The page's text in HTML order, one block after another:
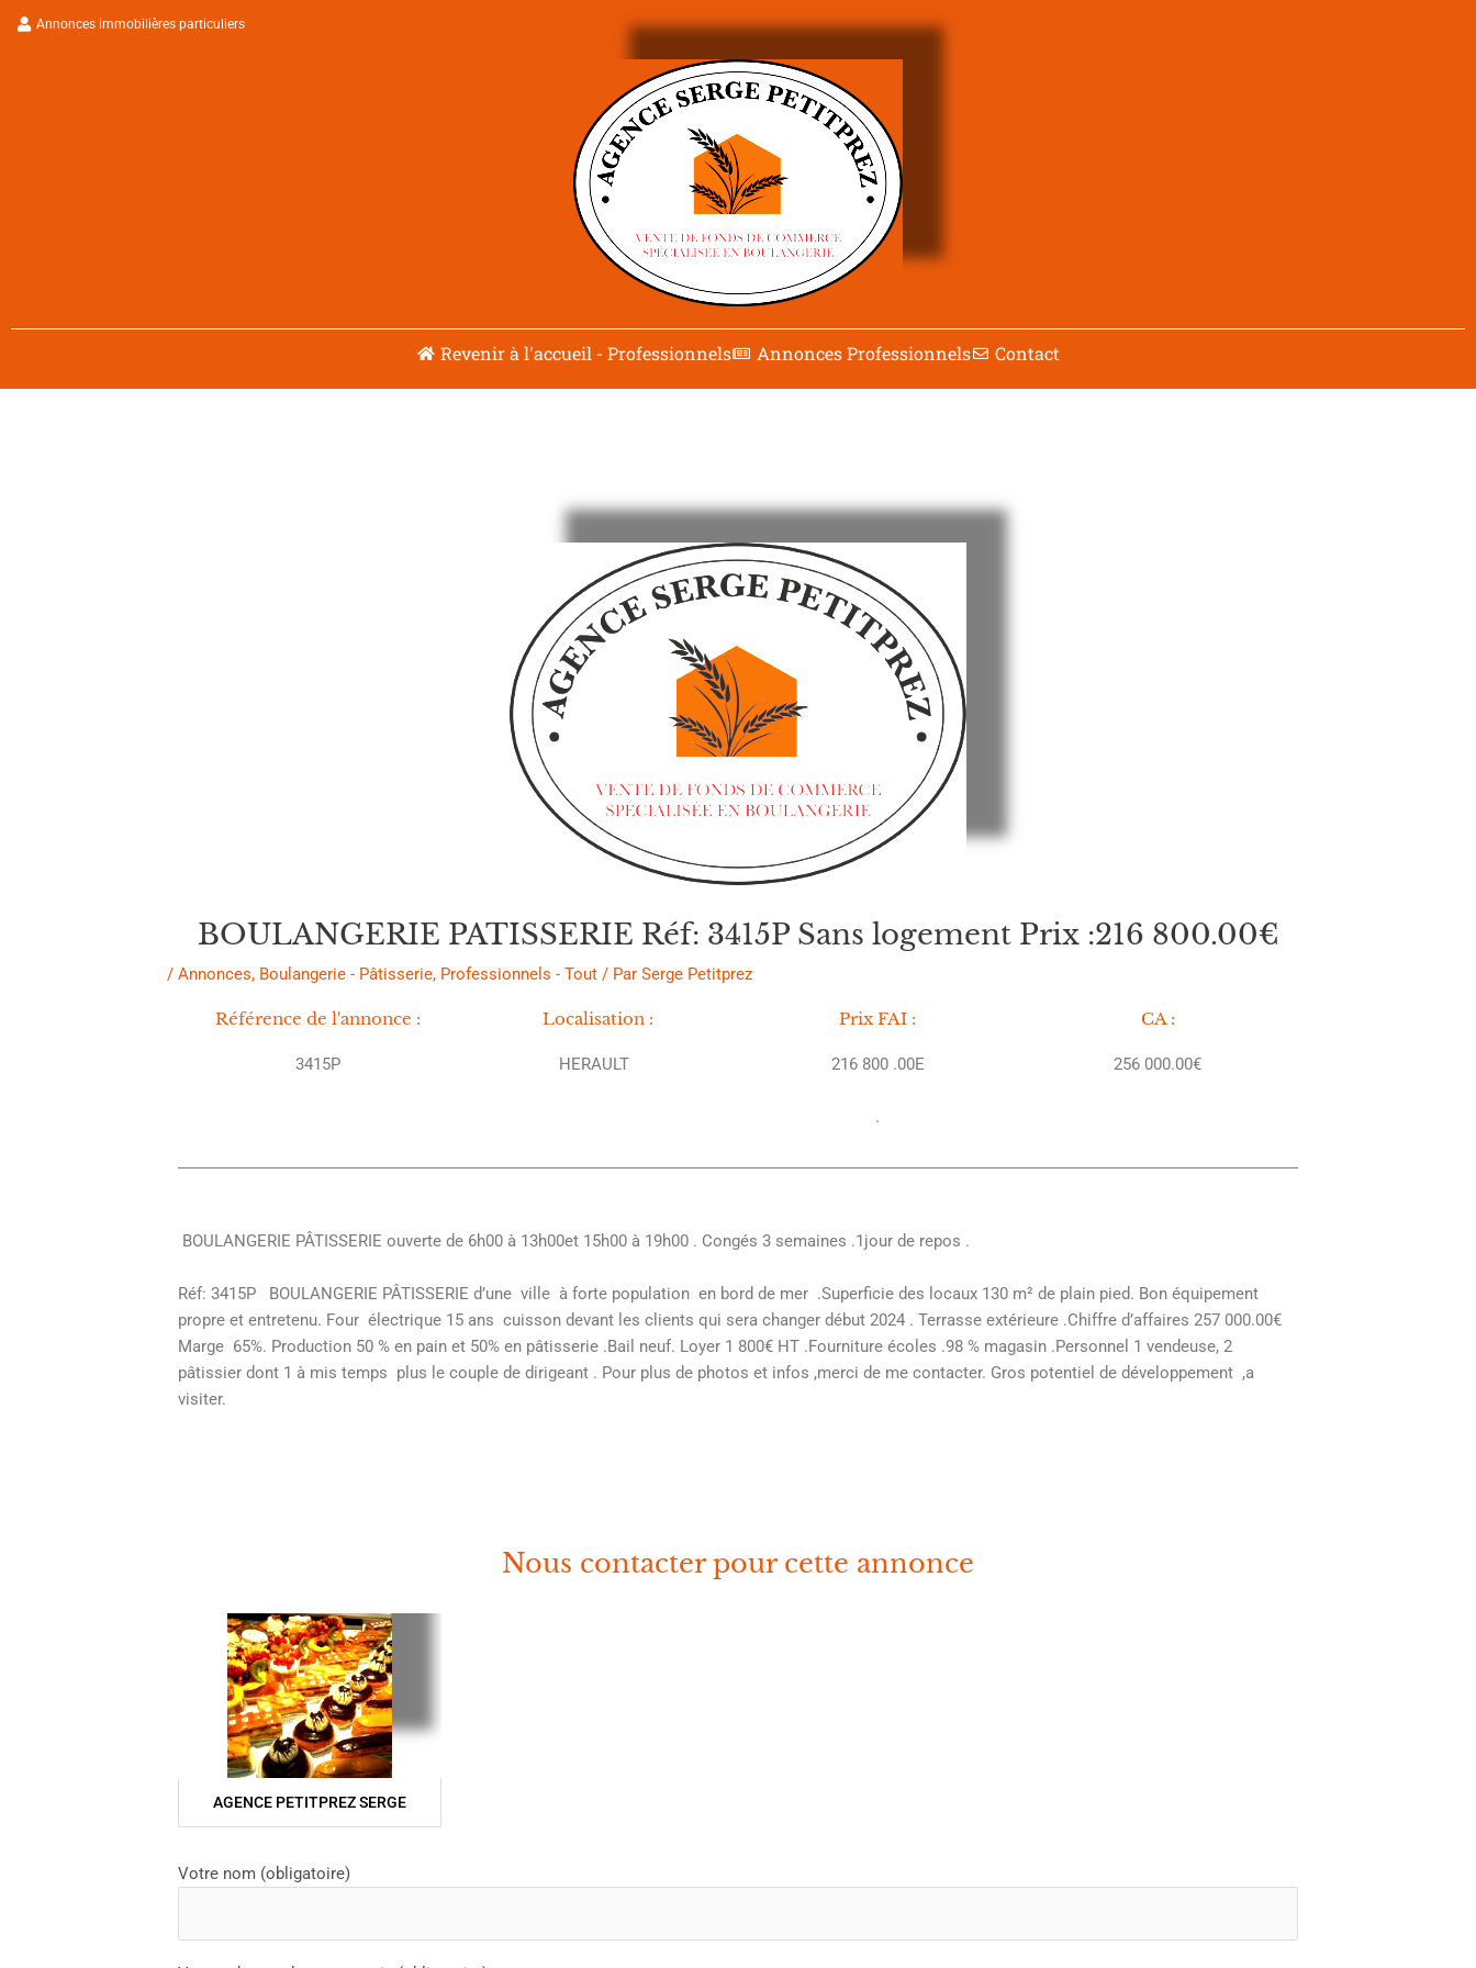
Aller
Annonces immobilières particuliers
Revenir à l'accueil - Professionnels Annonces Professionnels Contact
BOULANGERIE PATISSERIE Réf: 3415P Sans logement Prix :216 800.00€
/Annonces, Boulangerie - Pâtisserie, Professionnels - Tout / ParSerge Petitprez
Référence de l'annonce :
3415P
Localisation :
HERAULT
Prix FAI :
216 800 .00E
.
CA :
256 000.00€
BOULANGERIE PÂTISSERIE ouverte de 6h00 à 13h00et 15h00 à 19h00 . Congés 3 semaines .1jour de repos .
Réf: 3415P BOULANGERIE PÂTISSERIE d’une ville à forte population en bord de mer .Superficie des locaux 130 m² de plain pied. Bon équipement
propre et entretenu. Four électrique 15 ans cuisson devant les clients qui sera changer début 2024 . Terrasse extérieure .Chiffre d’affaires 257 000.00€
Marge 65%. Production 50 % en pain et 50% en pâtisserie .Bail neuf. Loyer 1 800€ HT .Fourniture écoles .98 % magasin .Personnel 1 vendeuse, 2
pâtissier dont 1 à mis temps plus le couple de dirigeant . Pour plus de photos et infos ,merci de me contacter. Gros potentiel de développement ,a
visiter.
Nous contacter pour cette annonce
AGENCE PETITPREZ SERGE
Votre nom (obligatoire)